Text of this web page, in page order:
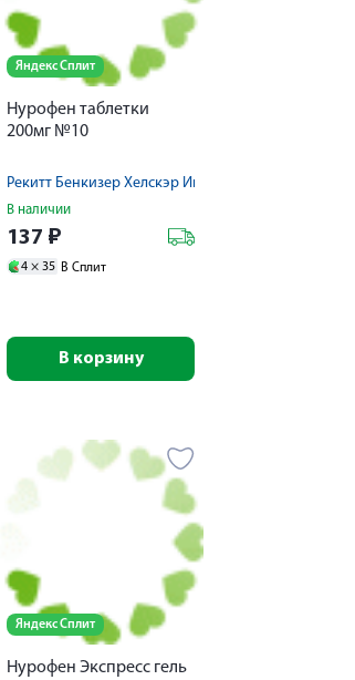
Лтд
Яндекс Сплит
Нурофен таблетки
200мг №10
Рекитт Бенкизер Хелскэр Интернешнл Лтд
В наличии
137 ₽
4 × 35 В Сплит
В корзину
Яндекс Сплит
Нурофен Экспресс гель